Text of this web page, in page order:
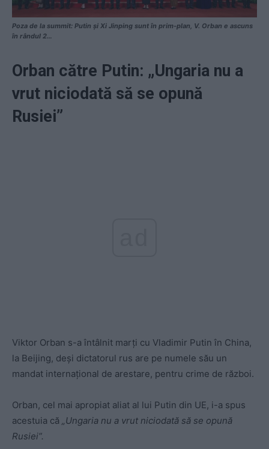
Poza de la summit: Putin și Xi Jinping sunt în prim-plan, V. Orban e ascuns
în rândul 2…
Orban către Putin: „Ungaria nu a
vrut niciodată să se opună
Rusiei”
Viktor Orban s-a întâlnit marți cu Vladimir Putin în China,
la Beijing, deși dictatorul rus are pe numele său un
mandat internațional de arestare, pentru crime de război.
Orban, cel mai apropiat aliat al lui Putin din UE, i-a spus
acestuia că „Ungaria nu a vrut niciodată să se opună
Rusiei”.